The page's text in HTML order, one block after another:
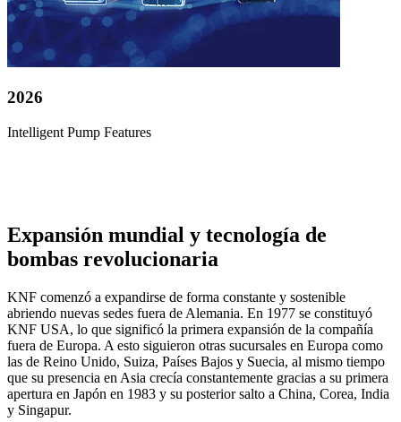
2026
Intelligent Pump Features
Expansión mundial y tecnología de
bombas revolucionaria
KNF comenzó a expandirse de forma constante y sostenible
abriendo nuevas sedes fuera de Alemania. En 1977 se constituyó
KNF USA, lo que significó la primera expansión de la compañía
fuera de Europa. A esto siguieron otras sucursales en Europa como
las de Reino Unido, Suiza, Países Bajos y Suecia, al mismo tiempo
que su presencia en Asia crecía constantemente gracias a su primera
apertura en Japón en 1983 y su posterior salto a China, Corea, India
y Singapur.